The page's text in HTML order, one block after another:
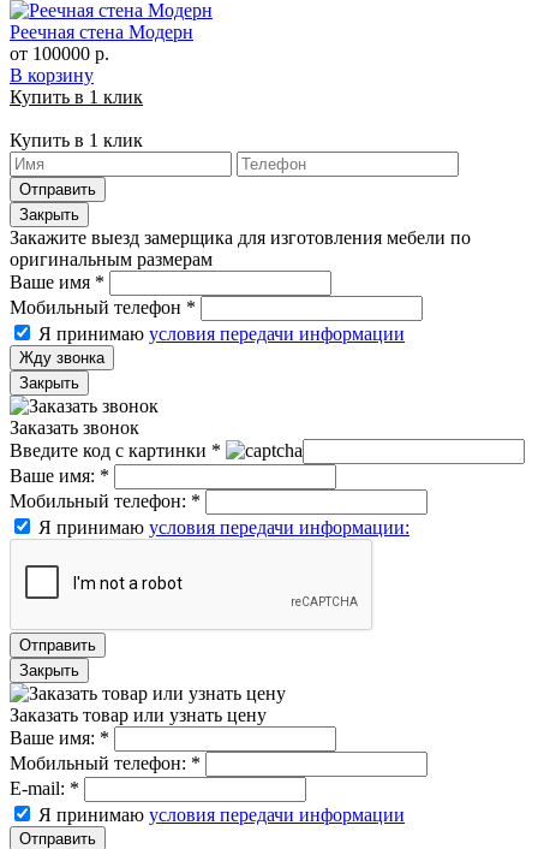
Реечная стена Модерн
от 100000 р.
В корзину
Купить в 1 клик
Купить в 1 клик
Отправить
Закрыть
Закажите выезд замерщика для изготовления мебели по
оригинальным размерам
Ваше имя *
Мобильный телефон *
Я принимаю условия передачи информации
Жду звонка
Закрыть
Заказать звонок
Введите код с картинки *
Ваше имя: *
Мобильный телефон: *
Я принимаю условия передачи информации:
Отправить
Закрыть
Заказать товар или узнать цену
Ваше имя: *
Мобильный телефон: *
E-mail: *
Я принимаю условия передачи информации
Отправить